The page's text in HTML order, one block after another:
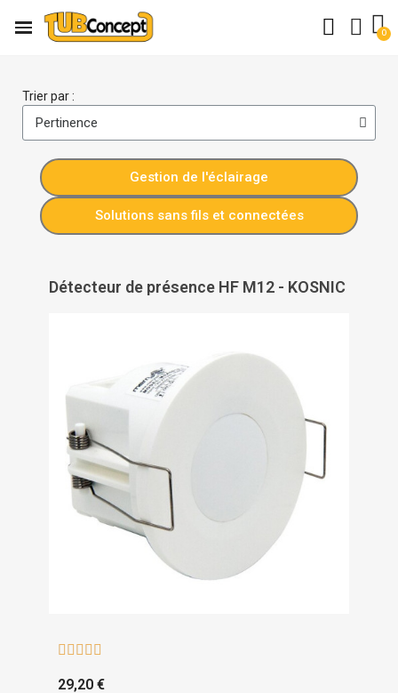
Trier par :
Gestion de l'éclairage
Solutions sans fils et connectées
Détecteur de présence HF M12 - KOSNIC
    
29,20 €